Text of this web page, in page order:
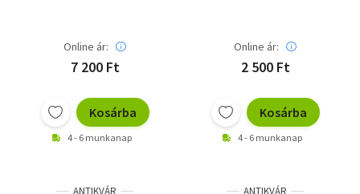
Online ár:
7 200 Ft
Kosárba
4 - 6 munkanap
Online ár:
2 500 Ft
Kosárba
4 - 6 munkanap
ANTIKVÁR ANTIKVÁR